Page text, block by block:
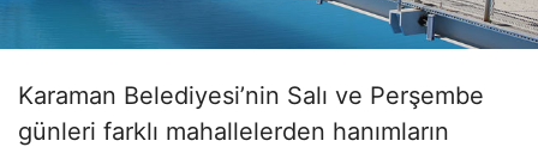
Karaman Belediyesi’nin Salı ve Perşembe
günleri farklı mahallelerden hanımların